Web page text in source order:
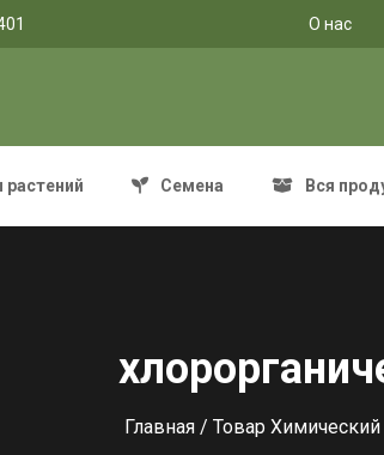
O нас
Семена Вся
Главная/ Товар Химический